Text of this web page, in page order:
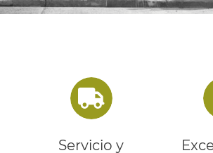
Servicio y